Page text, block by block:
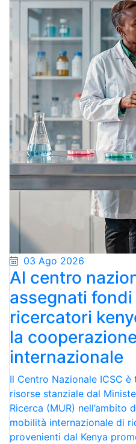
03 Ago 2026
Al centro
assegnati
ricercatori
la
internazionale
Il Centro Nazionale ICSC
risorse stanziale dal
Ricerca (MUR) nell’ambito
mobilità internazionale di
provenienti dal Kenya